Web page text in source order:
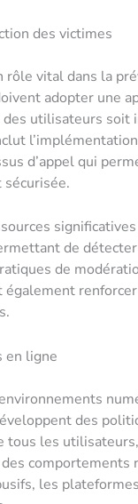
des victimes
rôle vital dans la
adopter une
des utilisateurs soit
d’appel qui
de
de
en ligne
des
tous les
comportements
les